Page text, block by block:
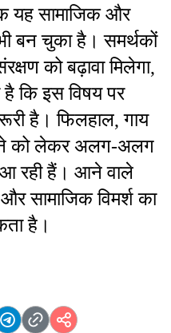
यह सामाजिक और
बन चुका है। समर्थकों
को बढ़ावा मिलेगा,
कि इस विषय पर
है। फिलहाल, गाय
को लेकर अलग-अलग
आ रही हैं। आने वाले
सामाजिक विमर्श का
है।